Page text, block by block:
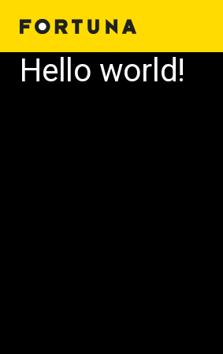
MergiHello world!